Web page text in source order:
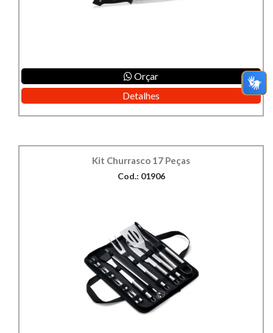
Orçar
Detalhes
Kit Churrasco 17 Peças
Cod.: 01906